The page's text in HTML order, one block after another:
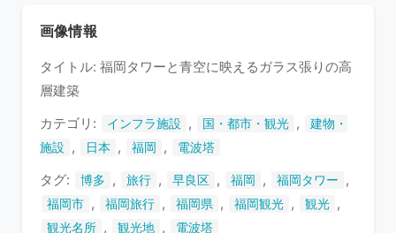
い
す
画像情報
タイトル: 福岡タワーと青空に映えるガラス張りの高
層建築
カテゴリ:
インフラ施設 , 国・都市・観光 ,
建物・
施設
, 日本 , 福岡 , 電波塔
タグ: 博多 , 旅行 , 早良区 , 福岡 , 福岡タワー ,
福岡市 , 福岡旅行 , 福岡県 , 福岡観光 , 観光 ,
観光名所 , 観光地 , 電波塔